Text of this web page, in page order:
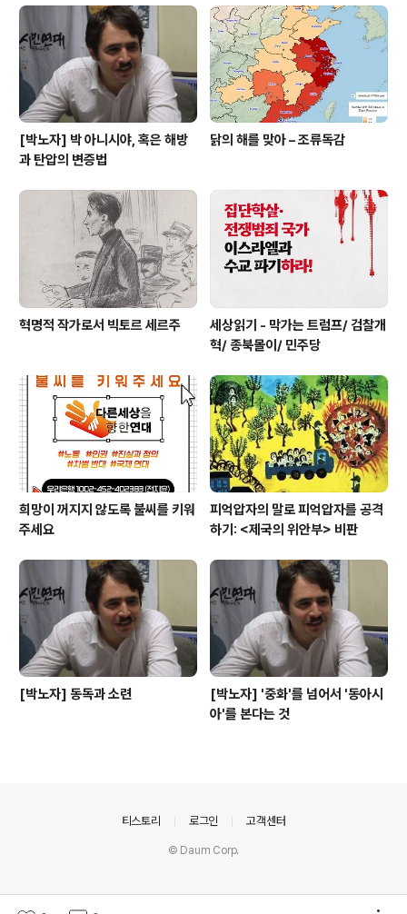
한 노동조합이라면 당연히 이를 제도적으로 보장해야 한
다. 그런 면에서 직선제는 당연히 실행되었어야 했고, 어떤
면에서는 늦은 측면도 있다. 민주노총의 위기에 대한 자성
속에서 조합원들의 총의를 모으고, 민주노총 ..
[박노자] 박 아니시야, 혹은 해방
과 탄압의 변증법
닭의 해를 맞아 – 조류독감
혁명적 작가로서 빅토르 세르주
세상읽기 - 막가는 트럼프/ 검찰개
혁/ 종북몰이/ 민주당
희망이 꺼지지 않도록 불씨를 키워
주세요
피억압자의 말로 피억압자를 공격
하기: <제국의 위안부> 비판
[박노자] 동독과 소련
[박노자] '중화'를 넘어서 '동아시
아'를 본다는 것
티스토리 로그인 고객센터
© Daum Corp.